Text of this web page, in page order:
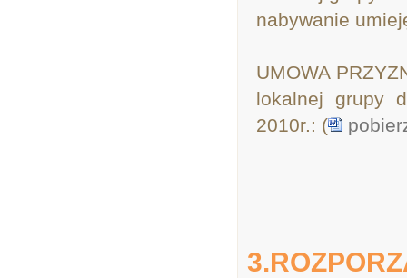
nabywanie
UMOWA
lokalnej grupy
2010r.: (